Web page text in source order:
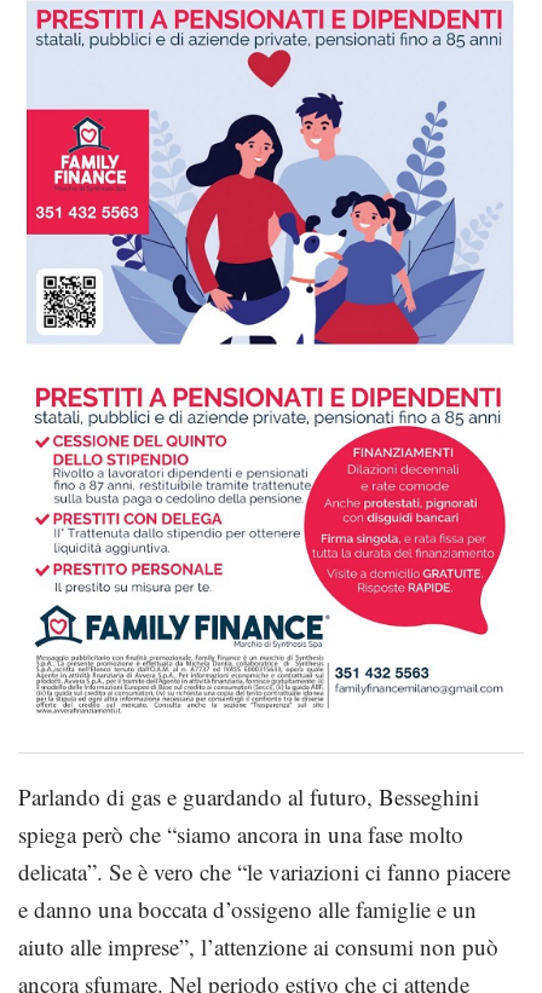
Parlando di gas e guardando al futuro, Besseghini
spiega però che “siamo ancora in una fase molto
delicata”. Se è vero che “le variazioni ci fanno piacere
e danno una boccata d’ossigeno alle famiglie e un
aiuto alle imprese”, l’attenzione ai consumi non può
ancora sfumare. Nel periodo estivo che ci attende